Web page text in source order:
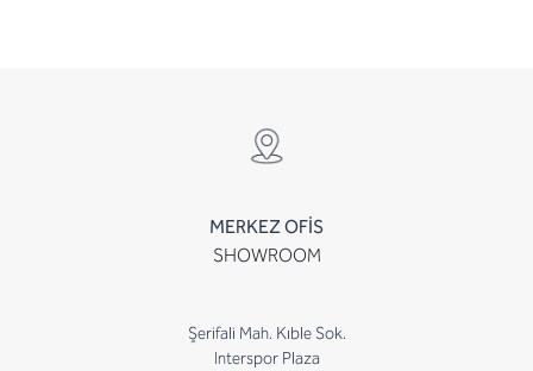
MERKEZ OFİS
SHOWROOM
Şerifali Mah. Kıble Sok.
Interspor Plaza